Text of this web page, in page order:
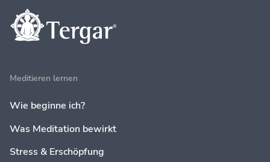
Meditieren lernen
Wie beginne ich?
Was Meditation bewirkt
Stress & Erschöpfung